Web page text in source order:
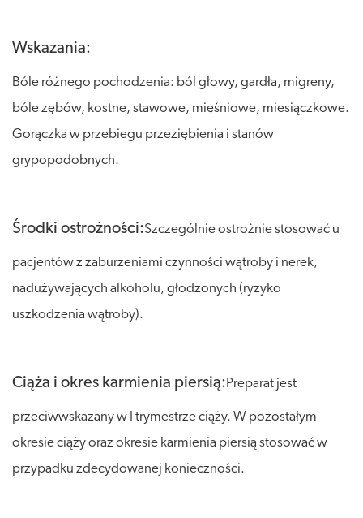
Wskazania:
Bóle różnego pochodzenia: ból głowy, gardła, migreny,
bóle zębów, kostne, stawowe, mięśniowe, miesiączkowe.
Gorączka w przebiegu przeziębienia i stanów
grypopodobnych.
Środki ostrożności:Szczególnie ostrożnie stosować u
pacjentów z zaburzeniami czynności wątroby i nerek,
nadużywających alkoholu, głodzonych (ryzyko
uszkodzenia wątroby).
Ciąża i okres karmienia piersią:Preparat jest
przeciwwskazany w I trymestrze ciąży. W pozostałym
okresie ciąży oraz okresie karmienia piersią stosować w
przypadku zdecydowanej konieczności.